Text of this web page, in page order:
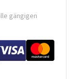
gängigen